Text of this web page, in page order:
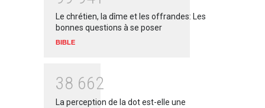
Le chrétien, la dîme et les offrandes: Les
bonnes questions à se poser
BIBLE
38 662
La perception de la dot est-elle une